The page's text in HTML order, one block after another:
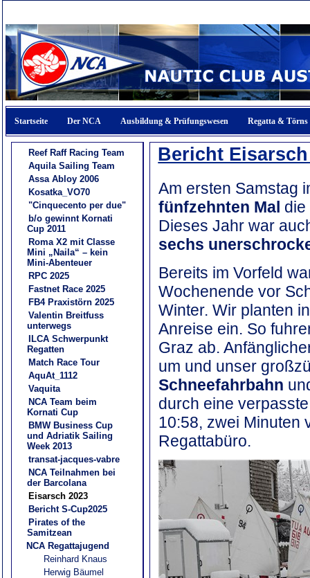
Startseite Der NCA Ausbildung & Prüfungswesen Regatta & Törns
Reef Raff Racing Team
Aquila Sailing Team
Assa Abloy 2006
Kosatka_VO70
"Cinquecento per due"
b/o gewinnt Kornati
Cup 2011
Roma X2 mit Classe
Mini „Naila“ – kein
Mini-Abenteuer
RPC 2025
Fastnet Race 2025
FB4 Praxistörn 2025
Valentin Breitfuss
unterwegs
ILCA Schwerpunkt
Regatten
Match Race Tour
AquAt_1112
Vaquita
NCA Team beim
Kornati Cup
BMW Business Cup
und Adriatik Sailing
Week 2013
transat-jacques-vabre
NCA Teilnahmen bei
der Barcolana
Eisarsch 2023
Bericht S-Cup2025
Pirates of the
Samitzean
NCA Regattajugend
Reinhard Knaus
Herwig Bäumel
Bericht Eisarsch
Am ersten Samstag
fünfzehnten Mal
Dieses Jahr war
sechs
Bereits im Vorfeld
Wochenende vor
Winter. Wir planten
Anreise ein. So
Graz ab.
um und unser
Schneefahrbahn
durch eine
10:58, zwei Minuten
Regattabüro.